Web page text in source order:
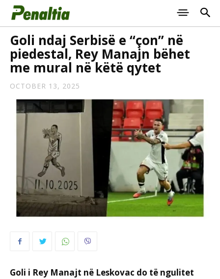
Goli ndaj Serbisë e “çon” në
piedestal, Rey Manajn bëhet
me mural në këtë qytet
OCTOBER 13, 2025
Goli i Rey Manajt në Leskovac do të ngulitet